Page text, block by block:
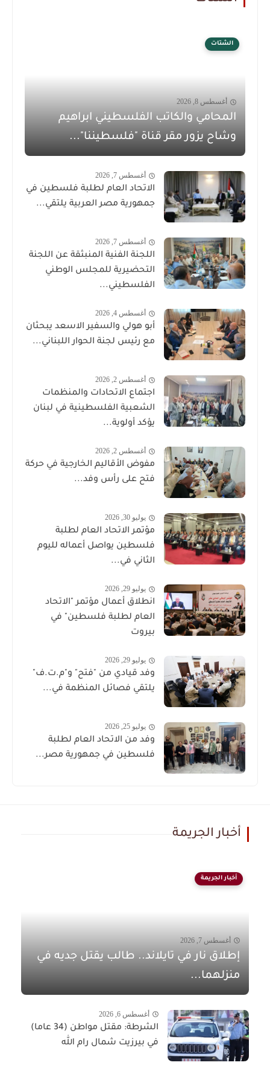
الشتات
أغسطس 8, 2026
المحامي والكاتب الفلسطيني ابراهيم
وشاح يزور مقر قناة "فلسطيننا"...
أغسطس 7, 2026
الاتحاد العام لطلبة فلسطين في
جمهورية مصر العربية يلتقي...
أغسطس 7, 2026
اللجنة الفنية المنبثقة عن اللجنة
التحضيرية للمجلس الوطني
الفلسطيني...
أغسطس 4, 2026
أبو هولي والسفير الاسعد يبحثان
مع رئيس لجنة الحوار اللبناني...
أغسطس 2, 2026
اجتماع الاتحادات والمنظمات
الشعبية الفلسطينية في لبنان
يؤكد أولوية...
أغسطس 2, 2026
مفوض الأقاليم الخارجية في حركة
فتح على رأس وفد...
يوليو 30, 2026
مؤتمر الاتحاد العام لطلبة
فلسطين يواصل أعماله لليوم
الثاني في...
يوليو 29, 2026
انطلاق أعمال مؤتمر "الاتحاد
العام لطلبة فلسطين" في
بيروت
يوليو 29, 2026
وفد قيادي من "فتح" و"م.ت.ف"
يلتقي فصائل المنظمة في...
يوليو 25, 2026
وفد من الاتحاد العام لطلبة
فلسطين في جمهورية مصر...
أخبار الجريمة
أخبار الجريمة
أغسطس 7, 2026
إطلاق نار في تايلاند.. طالب يقتل جديه في
منزلهما...
أغسطس 6, 2026
الشرطة: مقتل مواطن (34 عاما)
في بيرزيت شمال رام الله